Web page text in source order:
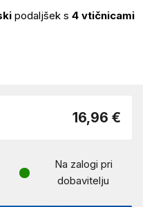
podaljšek s 4 vtičnicami
16,96 €
Na zalogi pri
dobavitelju